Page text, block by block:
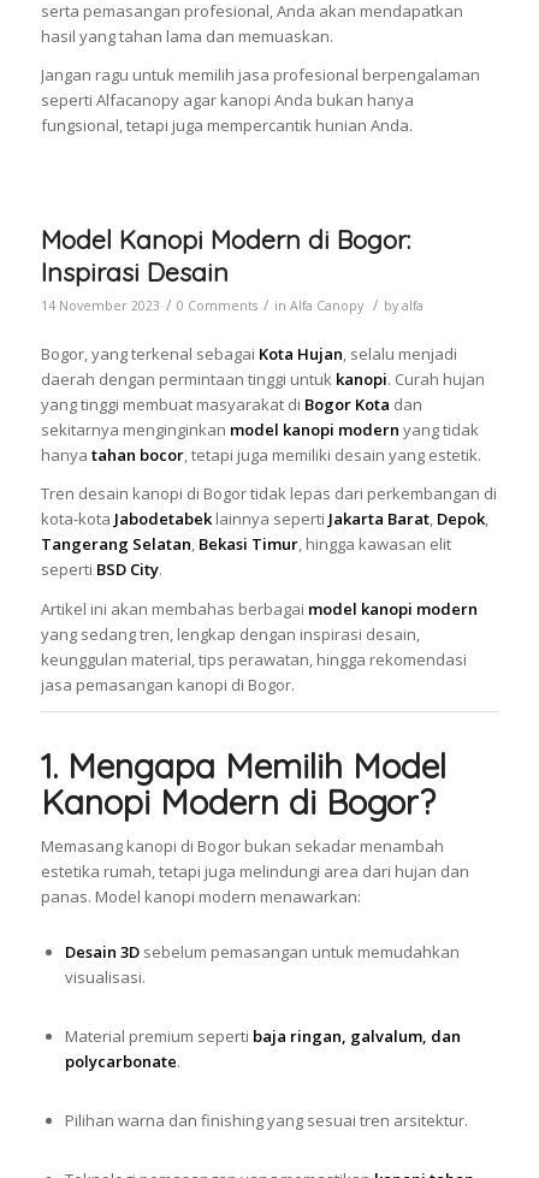
serta pemasangan profesional, Anda akan mendapatkan
hasil yang tahan lama dan memuaskan.
Jangan ragu untuk memilih jasa profesional berpengalaman
seperti Alfacanopy agar kanopi Anda bukan hanya
fungsional, tetapi juga mempercantik hunian Anda.
Model Kanopi Modern di Bogor:
Inspirasi Desain
14 November 2023 / 0 Comments / in Alfa Canopy / by alfa
Bogor, yang terkenal sebagai Kota Hujan, selalu menjadi
daerah dengan permintaan tinggi untuk kanopi. Curah hujan
yang tinggi membuat masyarakat di Bogor Kota dan
sekitarnya menginginkan model kanopi modern yang tidak
hanya tahan bocor, tetapi juga memiliki desain yang estetik.
Tren desain kanopi di Bogor tidak lepas dari perkembangan di
kota-kota Jabodetabeklainnya seperti Jakarta Barat, Depok,
Tangerang Selatan, Bekasi Timur, hingga kawasan elit
seperti BSD City.
Artikel ini akan membahas berbagai model kanopi modern
yang sedang tren, lengkap dengan inspirasi desain,
keunggulan material, tips perawatan, hingga rekomendasi
jasa pemasangan kanopi di Bogor.
1. Mengapa Memilih Model
Kanopi Modern di Bogor?
Memasang kanopi di Bogor bukan sekadar menambah
estetika rumah, tetapi juga melindungi area dari hujan dan
panas. Model kanopi modern menawarkan:
Desain 3Dsebelum pemasangan untuk memudahkan
visualisasi.
Material premium seperti baja ringan, galvalum, dan
polycarbonate.
Pilihan warna dan finishing yang sesuai tren arsitektur.